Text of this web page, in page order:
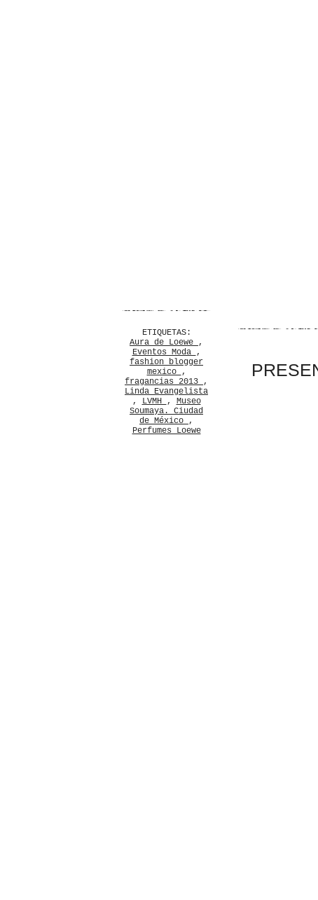
ETIQUETAS:
Aura de Loewe ,
Eventos Moda ,
fashion blogger
mexico ,
fragancias 2013 ,
Linda Evangelista
,
LVMH , Museo
Soumaya. Ciudad
de México ,
Perfumes Loewe